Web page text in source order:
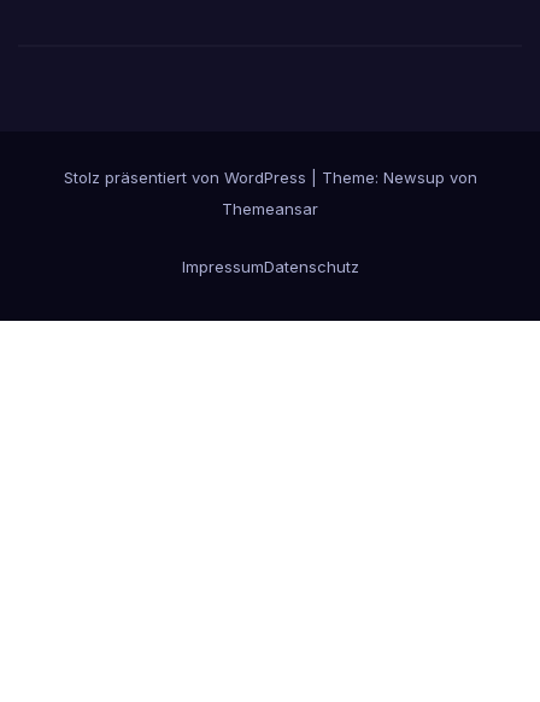
Stolz präsentiert von WordPress Theme: Newsup von
Themeansar
ImpressumDatenschutz